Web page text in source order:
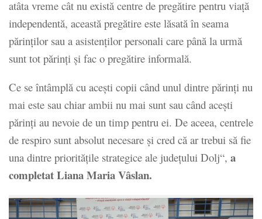
atâta vreme cât nu există centre de pregătire pentru viaţă
independentă, această pregătire este lăsată în seama
părinţilor sau a asistenţilor personali care până la urmă
sunt tot părinţi şi fac o pregătire informală.
Ce se întâmplă cu aceşti copii când unul dintre părinţi nu
mai este sau chiar ambii nu mai sunt sau când aceşti
părinţi au nevoie de un timp pentru ei. De aceea, centrele
de respiro sunt absolut necesare şi cred că ar trebui să fie
una dintre priorităţile strategice ale judeţului Dolj“, a
completat Liana Maria Vâslan.